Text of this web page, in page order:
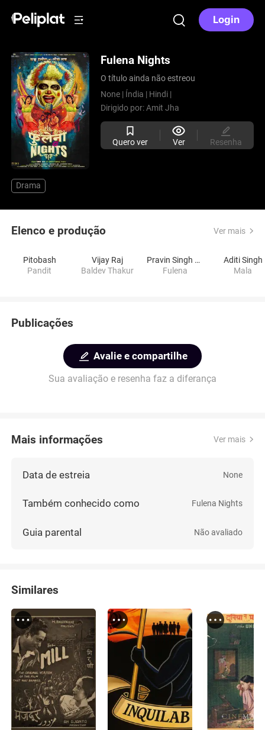
Login
Fulena Nights
O título ainda não estreou
None | Índia | Hindi |
Dirigido por:Amit Jha
Quero ver Ver Resenha
Drama
Elenco e produção Ver mais
Pitobash
Pandit
Vijay Raj
Baldev Thakur
Pravin Singh Sisodia
Fulena
Aditi Singh
Mala
Publicações
Avalie e compartilhe
Sua avaliação e resenha faz a diferança
Mais informações Ver mais
Data de estreia None
Também conhecido como Fulena Nights
Guia parental Não avaliado
Similares